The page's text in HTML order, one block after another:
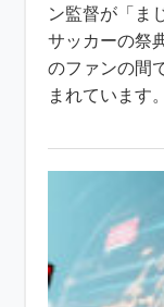
ン監督が「ま
サッカーの祭
のファンの間
まれています